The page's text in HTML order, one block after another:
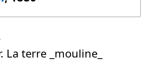
La terre _mouline_